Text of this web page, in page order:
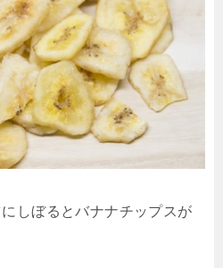
しぼるとバナナチップスが